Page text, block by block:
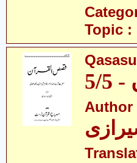
Topic :
5
Author